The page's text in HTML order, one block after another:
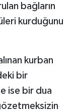
bağların
kurduğunu
kurban
bir
ise bir dua